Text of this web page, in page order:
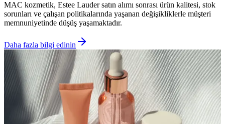
MAC kozmetik, Estee Lauder satın alımı sonrası ürün kalitesi, stok
sorunları ve çalışan politikalarında yaşanan değişikliklerle müşteri
memnuniyetinde düşüş yaşamaktadır.
Daha fazla bilgi edinin